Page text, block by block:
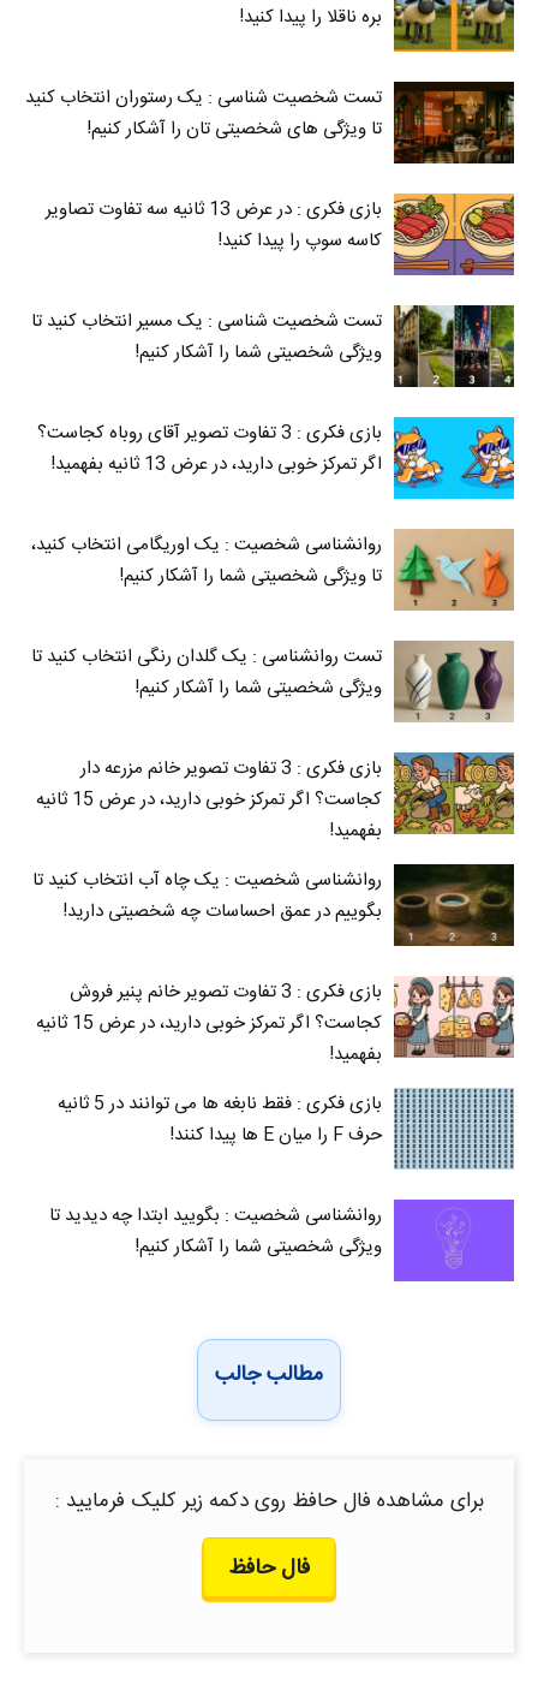
بره ناقلا را پیدا کنید!
تست شخصیت شناسی : یک رستوران انتخاب کنید
تا ویژگی های شخصیتی تان را آشکار کنیم!
بازی فکری : در عرض 13 ثانیه سه تفاوت تصاویر
کاسه‌ سوپ را پیدا کنید!
تست شخصیت شناسی : یک مسیر انتخاب کنید تا
ویژگی شخصیتی شما را آشکار کنیم!
بازی فکری : 3 تفاوت تصویر آقای روباه کجاست؟
اگر تمرکز خوبی دارید، در عرض 13 ثانیه بفهمید!
روانشناسی شخصیت : یک اوریگامی انتخاب کنید،
تا ویژگی شخصیتی شما را آشکار کنیم!
تست روانشناسی : یک گلدان رنگی انتخاب کنید تا
ویژگی شخصیتی شما را آشکار کنیم!
بازی فکری : 3 تفاوت تصویر خانم مزرعه دار
کجاست؟ اگر تمرکز خوبی دارید، در عرض 15 ثانیه
بفهمید!
روانشناسی شخصیت : یک چاه آب انتخاب کنید تا
بگوییم در عمق احساسات چه شخصیتی دارید!
بازی فکری : 3 تفاوت تصویر خانم پنیر فروش
کجاست؟ اگر تمرکز خوبی دارید، در عرض 15 ثانیه
بفهمید!
بازی فکری : فقط نابغه ها می توانند در 5 ثانیه
حرف F را میان E‌ ها پیدا کنند!
روانشناسی شخصیت : بگویید ابتدا چه دیدید تا
ویژگی شخصیتی شما را آشکار کنیم!
مطالب جالب
برای مشاهده فال حافظ روی دکمه زیر کلیک فرمایید :
فال حافظ